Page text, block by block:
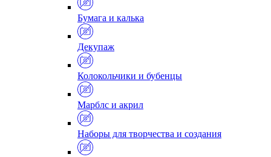
Бумага и калька
Декупаж
Колокольчики и бубенцы
Марблс и акрил
Наборы для творчества и создания